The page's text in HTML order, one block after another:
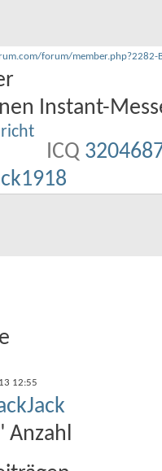
forum/member.php?2282-
Instant-
ICQ
12:55
Anzahl